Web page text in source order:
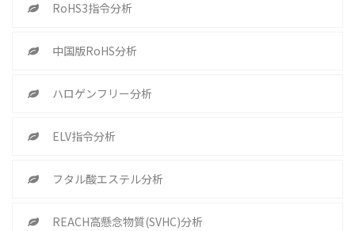
RoHS3指令分析
中国版RoHS分析
ハロゲンフリー分析
ELV指令分析
フタル酸エステル分析
REACH高懸念物質(SVHC)分析